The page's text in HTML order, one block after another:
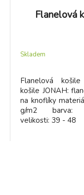
Flanelová
Skladem
Flanelová
košile JONAH:
na knoflíky
g/m2 barva:
velikosti: 39 - 48